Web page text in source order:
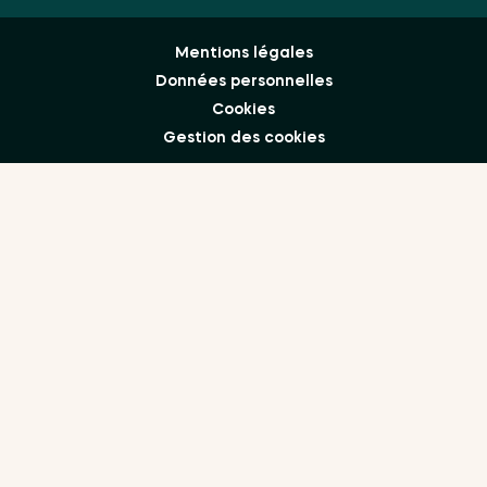
Mentions légales
Données personnelles
Cookies
Gestion des cookies